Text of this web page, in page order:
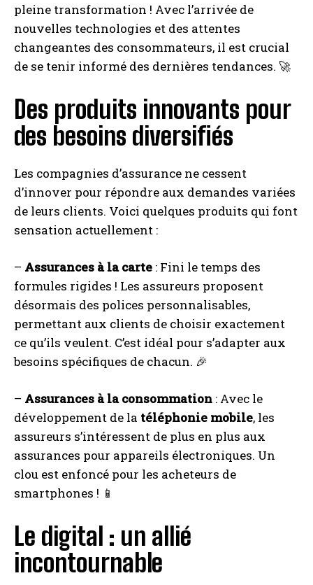
pleine transformation ! Avec l’arrivée de
nouvelles technologies et des attentes
changeantes des consommateurs, il est crucial
de se tenir informé des dernières tendances. 🚀
Des produits innovants pour
des besoins diversifiés
Les compagnies d’assurance ne cessent
d’innover pour répondre aux demandes variées
de leurs clients. Voici quelques produits qui font
sensation actuellement :
– Assurances à la carte : Fini le temps des
formules rigides ! Les assureurs proposent
désormais des polices personnalisables,
permettant aux clients de choisir exactement
ce qu’ils veulent. C’est idéal pour s’adapter aux
besoins spécifiques de chacun. 🎉
– Assurances à la consommation : Avec le
développement de la téléphonie mobile, les
assureurs s’intéressent de plus en plus aux
assurances pour appareils électroniques. Un
clou est enfoncé pour les acheteurs de
smartphones ! 📱
Le digital : un allié
incontournable